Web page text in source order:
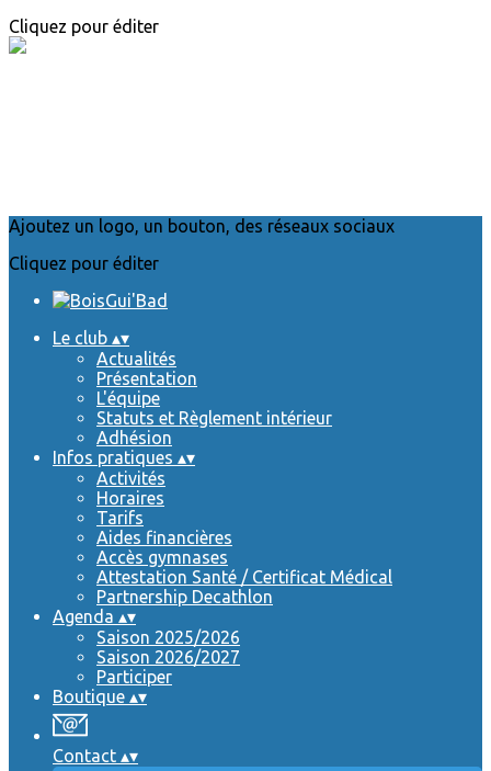
Cliquez pour éditer
Ajoutez un logo, un bouton, des réseaux sociaux
Cliquez pour éditer
Le club ▴▾
Actualités
Présentation
L'équipe
Statuts et Règlement intérieur
Adhésion
Infos pratiques ▴▾
Activités
Horaires
Tarifs
Aides financières
Accès gymnases
Attestation Santé / Certificat Médical
Partnership Decathlon
Agenda ▴▾
Saison 2025/2026
Saison 2026/2027
Participer
Boutique ▴▾
Contact ▴▾